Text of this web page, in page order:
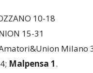
10-18
15-31
Milano
Malpensa 1.